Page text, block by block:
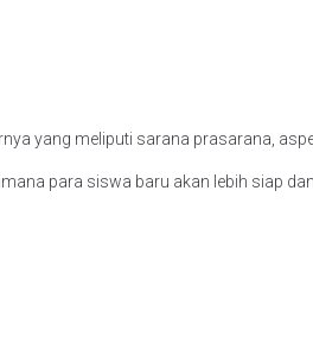
yang meliputi sarana prasarana,
para siswa baru akan lebih siap